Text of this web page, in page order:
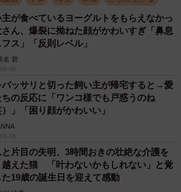
2/5
物や物などが散乱していたという（けだ・ま
で通院、しだいに歩けるように
や足先のけがの治療を受けたという、
が食べているヨーグルトをもらえなかっ
さん、爆裂に拗ねた顔がかわいすぎ「鼻息
ス」「反則レベル」
名 碧
バッサリと切った飼い主が帰宅すると→愛
ちの反応に「ワンコ様でも戸惑うのね
）」「困り顔がかわいい」
と片目の失明、3時間おきの壮絶な介護を
越えた猫 「叶わないかもしれない」と覚
19歳の誕生日を迎えて感動